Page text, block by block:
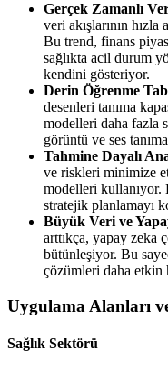
Gerçek Zamanlı
veri akışlarının
Bu trend, finans
sağlıkta acil durum
kendini gösteriyor.
Derin Öğrenme
desenleri tanıma
modelleri daha fazla
görüntü ve ses
Tahmine Dayalı
ve riskleri minimize
modelleri kullanıyor.
stratejik planlamayı
Büyük Veri ve
arttıkça, yapay zeka
bütünleşiyor. Bu
çözümleri daha etkin
Uygulama Alanları
Sağlık Sektörü